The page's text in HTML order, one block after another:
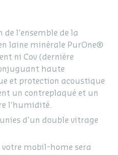
l’ensemble de la
laine minérale PurOne®
ni Cov (dernière
haute
et protection acoustique
un contreplaqué et un
l’humidité.
d’un double vitrage
votre mobil-home sera